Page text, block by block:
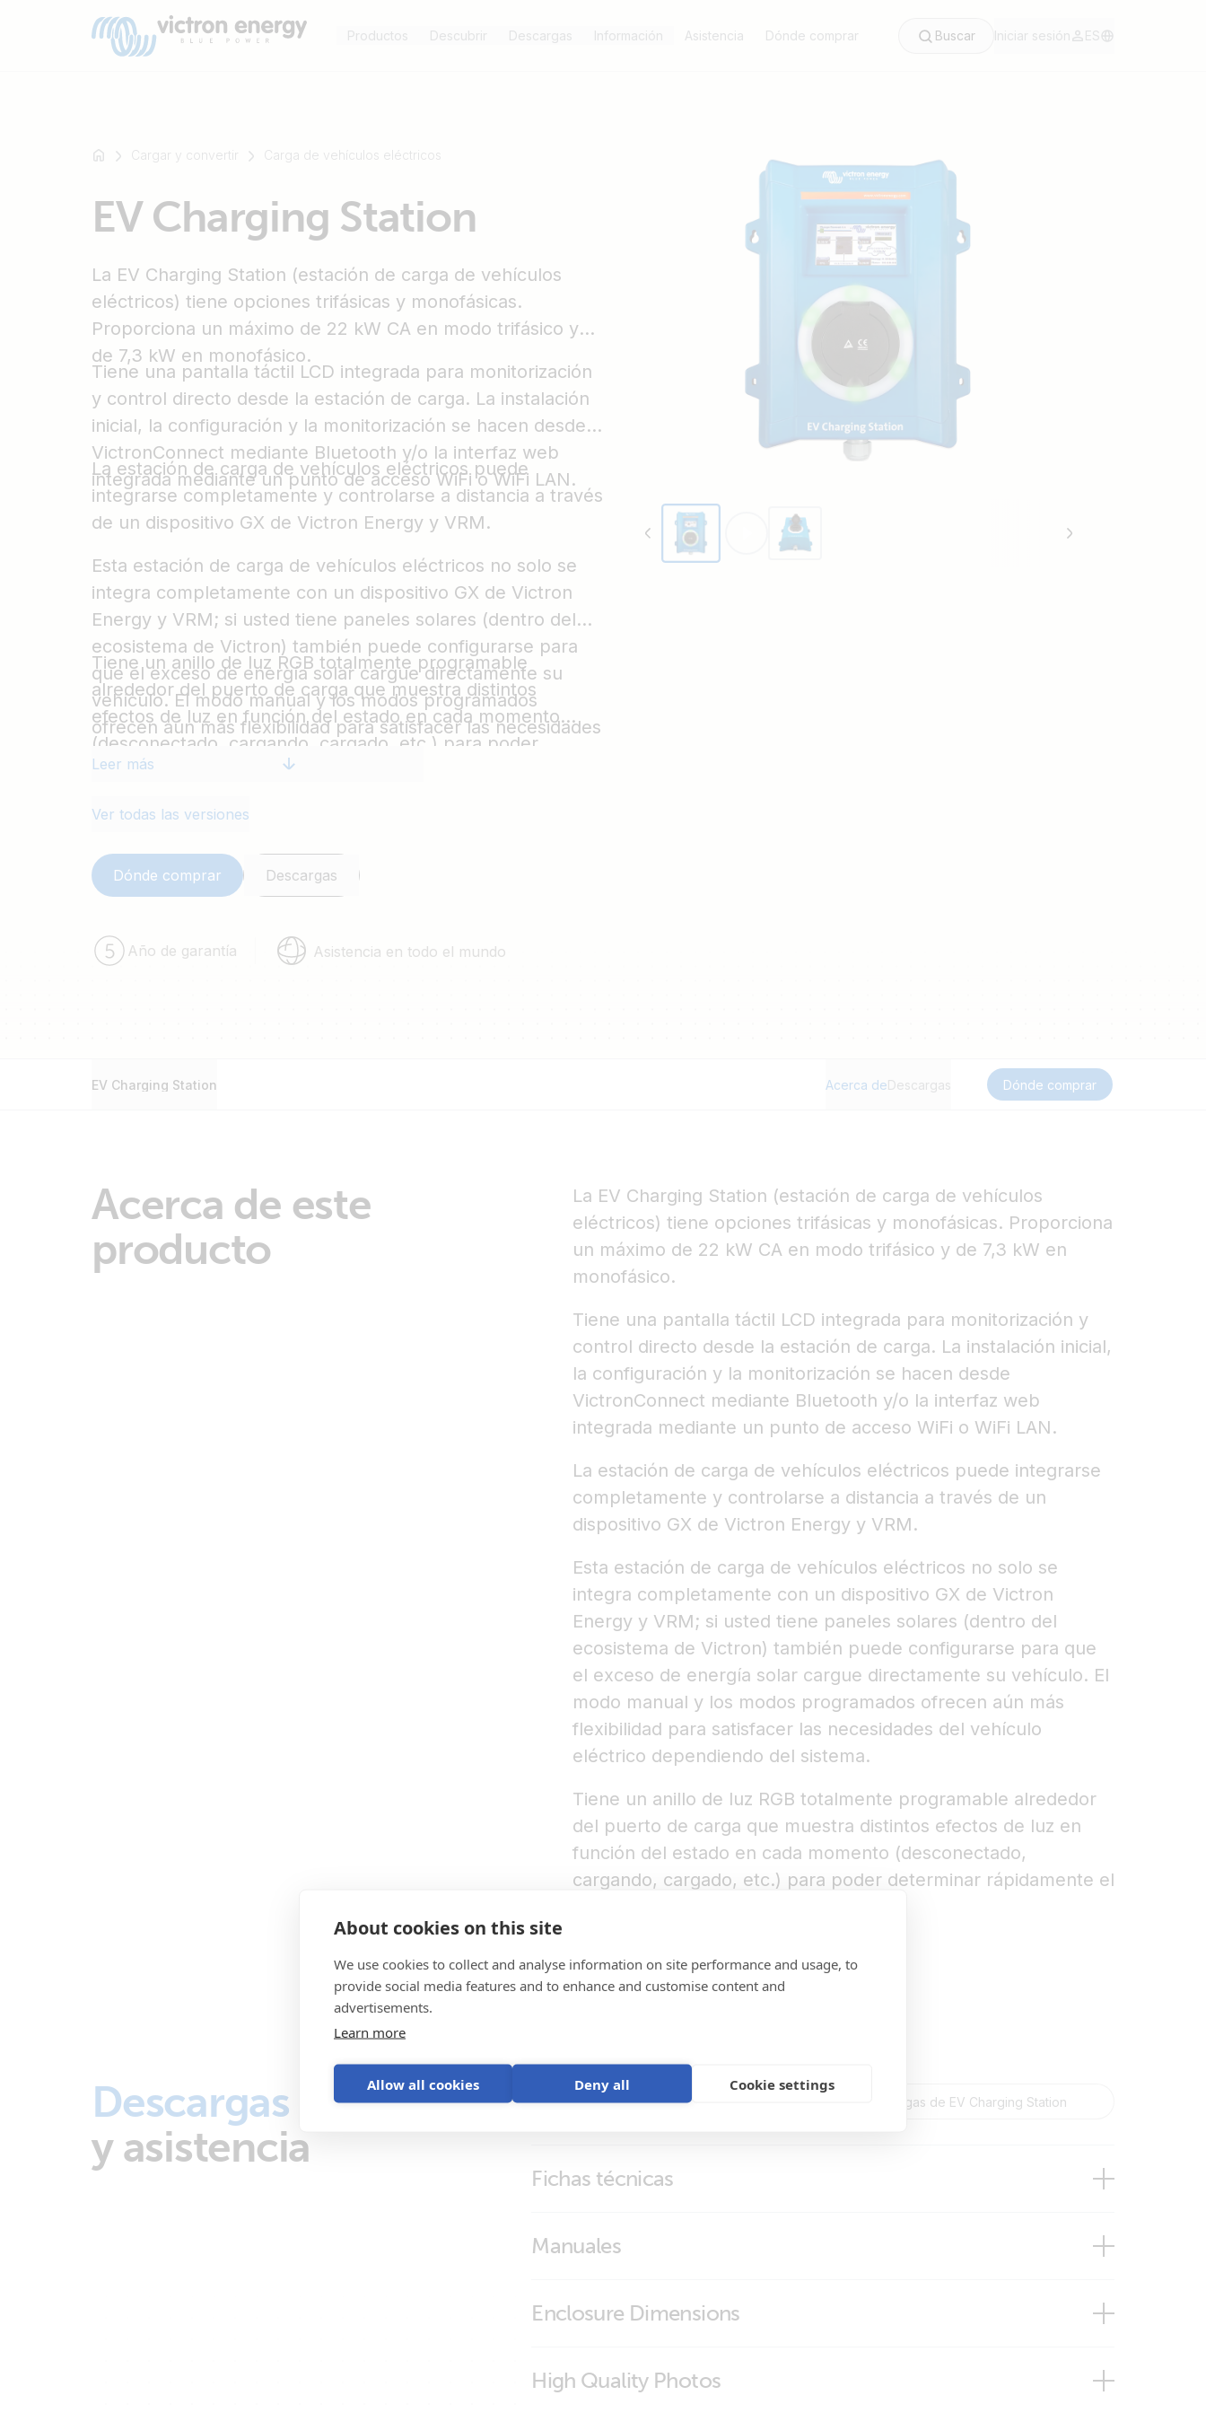
About cookies on this site
We use cookies to collect and analyse information on site performance and usage, to
provide social media features and to enhance and customise content and
advertisements.
Learn more
Allow all cookies Deny all Cookie settings
Productos Descubrir Descargas Información Asistencia Dónde comprar Buscar Iniciar sesión ES
Cargar y convertir Carga de vehículos eléctricos
EV Charging Station
La EV Charging Station (estación de carga de vehículos
eléctricos) tiene opciones trifásicas y monofásicas.
Proporciona un máximo de 22 kW CA en modo trifásico y
de 7,3 kW en monofásico.
Tiene una pantalla táctil LCD integrada para monitorización
y control directo desde la estación de carga. La instalación
inicial, la configuración y la monitorización se hacen desde
VictronConnect mediante Bluetooth y/o la interfaz web
integrada mediante un punto de acceso WiFi o WiFi LAN.
La estación de carga de vehículos eléctricos puede
integrarse completamente y controlarse a distancia a través
de un dispositivo GX de Victron Energy y VRM.
Esta estación de carga de vehículos eléctricos no solo se
integra completamente con un dispositivo GX de Victron
Energy y VRM; si usted tiene paneles solares (dentro del
ecosistema de Victron) también puede configurarse para
que el exceso de energía solar cargue directamente su
vehículo. El modo manual y los modos programados
ofrecen aún más flexibilidad para satisfacer las necesidades
del vehículo eléctrico dependiendo del sistema.
Tiene un anillo de luz RGB totalmente programable
alrededor del puerto de carga que muestra distintos
efectos de luz en función del estado en cada momento
(desconectado, cargando, cargado, etc.) para poder
determinar rápidamente el estado del dispositivo.
Leer más
Ver todas las versiones
Dónde comprar Descargas
Año de garantía Asistencia en todo el mundo
EV Charging Station Acerca deDescargas Dónde comprar
Acerca de este
producto
La EV Charging Station (estación de carga de vehículos
eléctricos) tiene opciones trifásicas y monofásicas. Proporciona
un máximo de 22 kW CA en modo trifásico y de 7,3 kW en
monofásico.
Tiene una pantalla táctil LCD integrada para monitorización y
control directo desde la estación de carga. La instalación inicial,
la configuración y la monitorización se hacen desde
VictronConnect mediante Bluetooth y/o la interfaz web
integrada mediante un punto de acceso WiFi o WiFi LAN.
La estación de carga de vehículos eléctricos puede integrarse
completamente y controlarse a distancia a través de un
dispositivo GX de Victron Energy y VRM.
Esta estación de carga de vehículos eléctricos no solo se
integra completamente con un dispositivo GX de Victron
Energy y VRM; si usted tiene paneles solares (dentro del
ecosistema de Victron) también puede configurarse para que
el exceso de energía solar cargue directamente su vehículo. El
modo manual y los modos programados ofrecen aún más
flexibilidad para satisfacer las necesidades del vehículo
eléctrico dependiendo del sistema.
Tiene un anillo de luz RGB totalmente programable alrededor
del puerto de carga que muestra distintos efectos de luz en
función del estado en cada momento (desconectado,
cargando, cargado, etc.) para poder determinar rápidamente el
Descargas
y asistencia
Fichas técnicas
Manuales
Enclosure Dimensions
High Quality Photos